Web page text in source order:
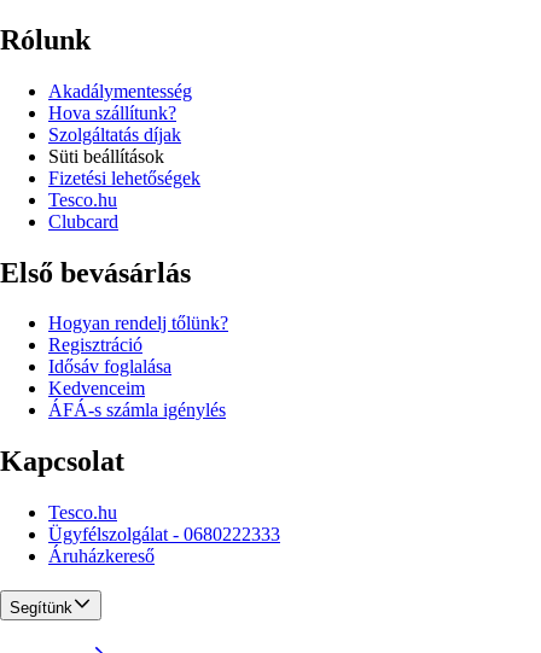
Rólunk
Akadálymentesség
Hova szállítunk?
Szolgáltatás díjak
Süti beállítások
Fizetési lehetőségek
Tesco.hu
Clubcard
Első bevásárlás
Hogyan rendelj tőlünk?
Regisztráció
Idősáv foglalása
Kedvenceim
ÁFÁ-s számla igénylés
Kapcsolat
Tesco.hu
Ügyfélszolgálat - 0680222333
Áruházkereső
Segítünk